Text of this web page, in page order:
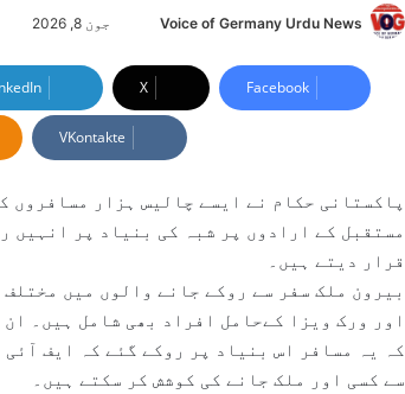
Voice of Germany Urdu News
n
d
n
جون 8, 2026
Facebook
X
VKontakte
پاکستانی حکام نے ایسے چالیس ہزار مسافروں
مستقبل کے ارادوں پر شبہ کی بنیاد پر انہیں
قرار دیتے ہیں۔
بیرون ملک سفر سے روکے جانے والوں میں
اور ورک ویزا کےحامل افراد بھی شامل ہیں۔
کہ یہ مسافر اس بنیاد پر روکے گئے کہ ایف
سے کسی اور ملک جانے کی کوشش کر سکتے ہیں۔